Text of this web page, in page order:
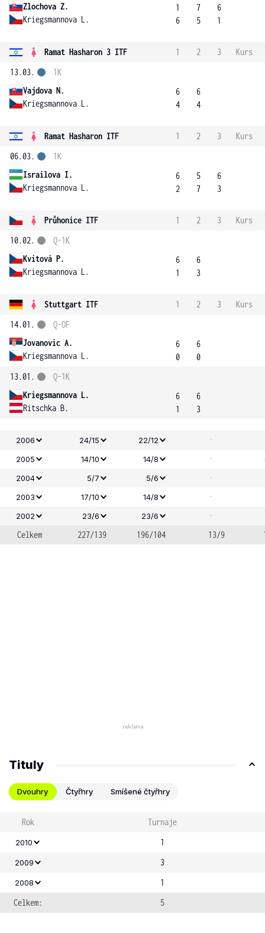
Zlochova Z.
Kriegsmannova L.
1
6
7
5
6
1
Ramat Hasharon 3 ITF 1 2 3
Kurs
13.03.
Vajdova N.
Kriegsmannova L.
1K
6
4
6
4
Ramat Hasharon ITF 1 2 3
Kurs
06.03.
Israilova I.
Kriegsmannova L.
1K
6
2
5
7
6
3
Průhonice ITF 1 2 3
Kurs
10.02.
Kvitová P.
Kriegsmannova L.
Q-1K
6
1
6
3
Stuttgart ITF 1 2 3
Kurs
14.01.
Jovanovic A.
Kriegsmannova L.
Q-OF
6
0
6
0
13.01.
Kriegsmannova L.
Ritschka B.
Q-1K
6
1
6
3
2006 24/15 22/12 -
2005
14/10 14/8 -
2004
5/7 5/6 -
2003 17/10 14/8 -
2002
23/6 23/6
-
Celkem
227/139 196/104 13/9
Tituly
Dvouhry Čtyřhry Smíšené čtyřhry
Rok Turnaje
2010 1
2009 3
2008
1
Celkem:
5